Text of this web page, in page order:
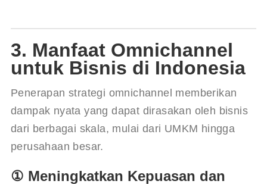
3. Manfaat Omnichannel
untuk Bisnis di Indonesia
Penerapan strategi omnichannel memberikan
dampak nyata yang dapat dirasakan oleh bisnis
dari berbagai skala, mulai dari UMKM hingga
perusahaan besar.
① Meningkatkan Kepuasan dan